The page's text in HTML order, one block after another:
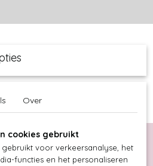
Over
cookies gebruikt
voor verkeersanalyse, het
functies en het personaliseren